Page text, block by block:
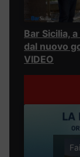
Bar Sicilia,
dal nuovo
VIDEO